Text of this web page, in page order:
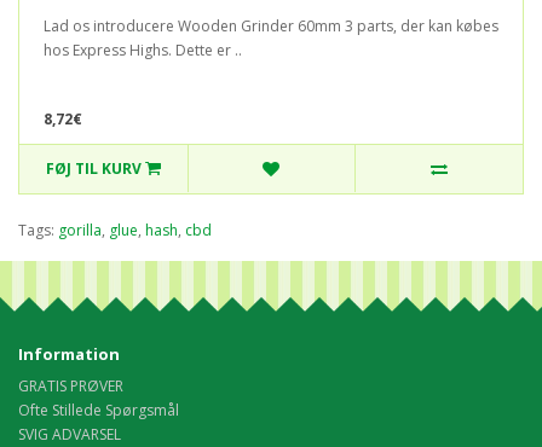
Lad os introducere Wooden Grinder 60mm 3 parts, der kan købes
hos Express Highs. Dette er ..
8,72€
FØJ TIL KURV
Tags: gorilla, glue, hash, cbd
Information
GRATIS PRØVER
Ofte Stillede Spørgsmål
SVIG ADVARSEL